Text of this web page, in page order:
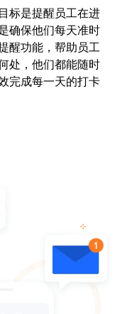
标是提醒员工在进
确保他们每天准时
醒功能，帮助员工
处，他们都能随时
完成每一天的打卡